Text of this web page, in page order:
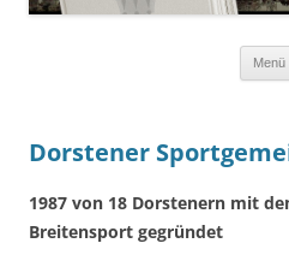
Menü
Dorstener
1987 von 18 Dorstenern mit
Breitensport gegründet